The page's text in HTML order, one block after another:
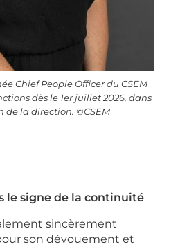
Chief People Officer du CSEM
dès le 1er juillet 2026, dans
de la direction. ©CSEM
le signe de la continuité
sincèrement
son dévouement et